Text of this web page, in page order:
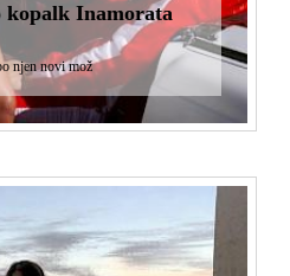
kopalk Inamorata
njen novi mož